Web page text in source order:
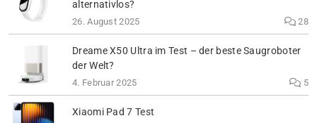
alternativlos?
26. August 2025 28
Dreame X50 Ultra im Test – der beste Saugroboter
der Welt?
4. Februar 2025 5
Xiaomi Pad 7 Test